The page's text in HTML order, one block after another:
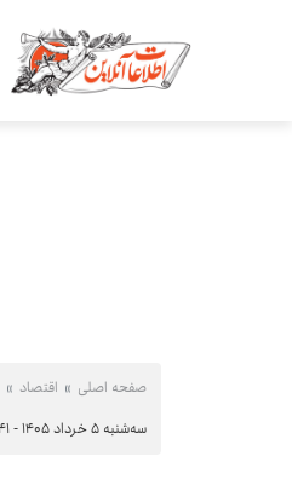
صفحه اصلی اقتصاد
سه‌شنبه ۵ خرداد ۱۴۰۵ - ۰۷:۴۱